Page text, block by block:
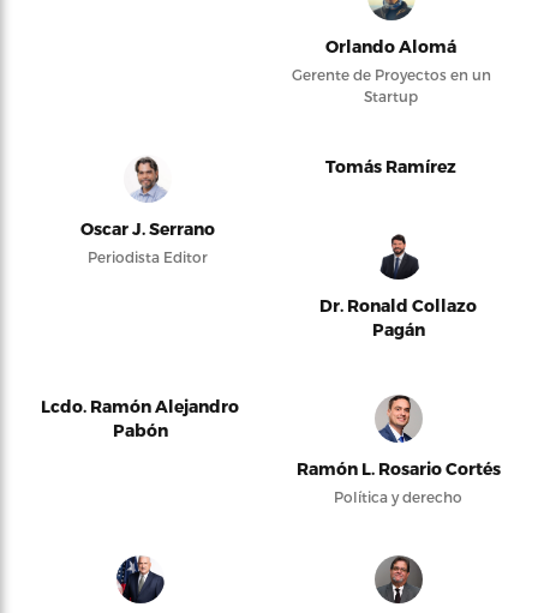
Orlando Alomá
Gerente de Proyectos en un
Startup
Oscar J. Serrano
Periodista Editor
Tomás Ramírez
Dr. Ronald Collazo
Pagán
Lcdo. Ramón Alejandro
Pabón
Ramón L. Rosario Cortés
Política y derecho